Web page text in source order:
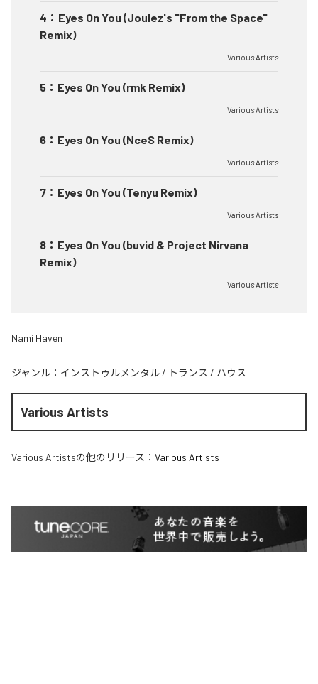
4 ： Eyes On You (Joulez's "From the Space"
Remix)
Various Artists
5 ： Eyes On You (rmk Remix)
Various Artists
6 ： Eyes On You (NceS Remix)
Various Artists
7 ： Eyes On You (Tenyu Remix)
Various Artists
8 ： Eyes On You (buvid & Project Nirvana
Remix)
Various Artists
Nami Haven
ジャンル： インストゥルメンタル / トランス / ハウス
Various Artists
Various Artistsの他のリリース： Various Artists